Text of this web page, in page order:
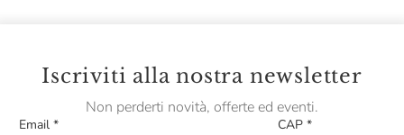
Iscriviti alla nostra newsletter
Non perderti novità, offerte ed eventi.
Email * CAP *